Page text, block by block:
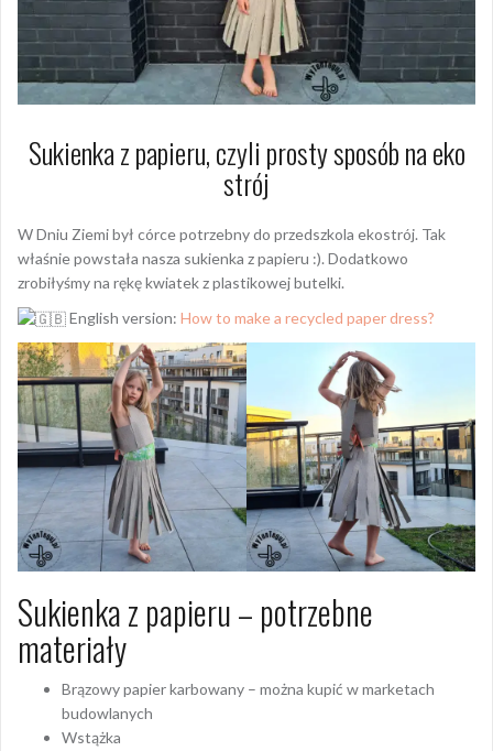
Sukienka z papieru, czyli prosty sposób na eko
strój
W Dniu Ziemi był córce potrzebny do przedszkola ekostrój. Tak
właśnie powstała nasza sukienka z papieru :). Dodatkowo
zrobiłyśmy na rękę kwiatek z plastikowej butelki.
English version: How to make a recycled paper dress?
Sukienka z papieru – potrzebne
materiały
Brązowy papier karbowany – można kupić w marketach
budowlanych
Wstążka